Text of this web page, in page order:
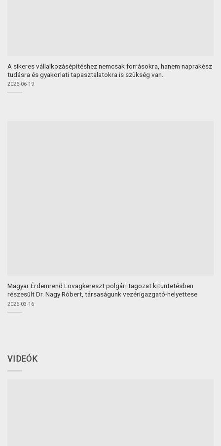
A sikeres vállalkozásépítéshez nemcsak forrásokra, hanem naprakész
tudásra és gyakorlati tapasztalatokra is szükség van.
2026-06-19
Magyar Érdemrend Lovagkereszt polgári tagozat kitüntetésben
részesült Dr. Nagy Róbert, társaságunk vezérigazgató-helyettese
2026-03-16
VIDEÓK